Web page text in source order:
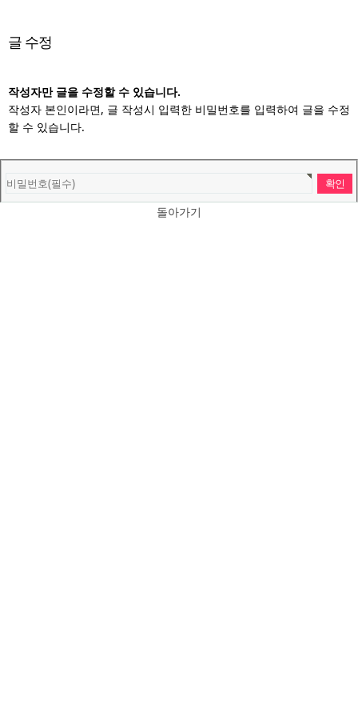
글 수정
작성자만 글을 수정할 수 있습니다.
작성자 본인이라면, 글 작성시 입력한 비밀번호를 입력하여 글을 수정
할 수 있습니다.
돌아가기